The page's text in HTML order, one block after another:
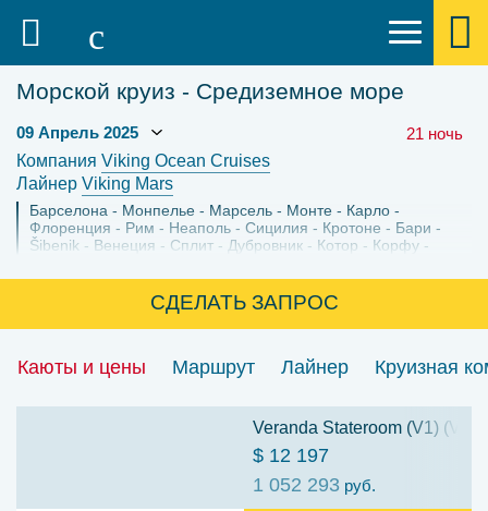
Морской круиз - Средиземное море
21 ночь
Компания Viking Ocean Cruises
Лайнер Viking Mars
Барселона Монпелье Марсель
Монте - Карло
Флоренция
Рим Неаполь Сицилия Кротоне
Бари
Šibenik
Венеция Сплит Дубровник Котор
Корфу
СДЕЛАТЬ ЗАПРОС
Каюты и цены Маршрут Лайнер Круизная
Veranda Stateroom (V1) (V1)
$ 12 197
1 052 293 руб.